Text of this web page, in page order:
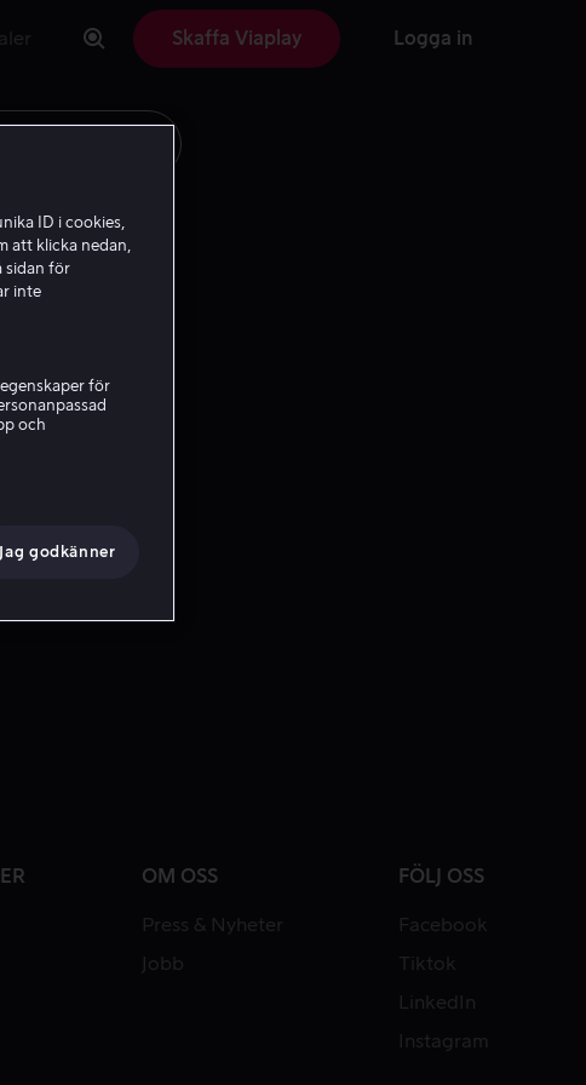
Skaffa Viaplay Logga in
OM OSS
Press & Nyheter
Jobb
FÖLJ OSS
Facebook
Tiktok
LinkedIn
Instagram
ID i cookies,
att klicka nedan,
sidan för
inte
för
och
Jag godkänner